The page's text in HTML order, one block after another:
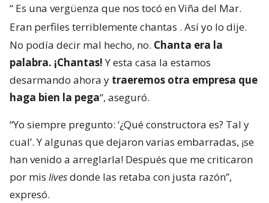
“ Es una vergüenza que nos tocó en Viña del Mar.
Eran perfiles terriblemente chantas . Así yo lo dije.
No podía decir mal hecho, no. Chanta era la
palabra. ¡Chantas!Y esta casa la estamos
desarmando ahora y traeremos otra empresa que
haga bien la pega“, aseguró.
“Yo siempre pregunto: ‘¿Qué constructora es? Tal y
cual’. Y algunas que dejaron varias embarradas, ¡se
han venido a arreglarla! Después que me criticaron
por mis livesdonde las retaba con justa razón”,
expresó.